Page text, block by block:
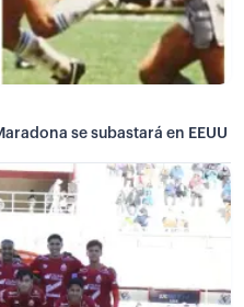
se subastará en EEUU